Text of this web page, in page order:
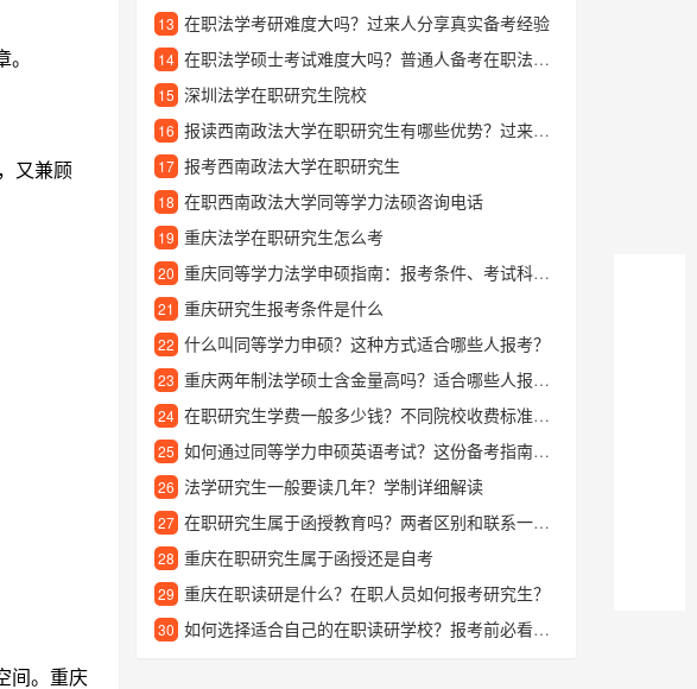
又兼顾
间。重庆
13 在职法学考研难度大吗？过来人分享真实备考经验
14 在职法学硕士考试难度大吗？普通人备考在职法学硕士的真实感受
15 深圳法学在职研究生院校
16 报读西南政法大学在职研究生有哪些优势？过来人分享真实体验
17 报考西南政法大学在职研究生
18 在职西南政法大学同等学力法硕咨询电话
19 重庆法学在职研究生怎么考
20 重庆同等学力法学申硕指南：报考条件、考试科目与学习价值解析
21 重庆研究生报考条件是什么
22 什么叫同等学力申硕？这种方式适合哪些人报考？
23 重庆两年制法学硕士含金量高吗？适合哪些人报考？
24 在职研究生学费一般多少钱？不同院校收费标准详细对比
25 如何通过同等学力申硕英语考试？这份备考指南请收好
26 法学研究生一般要读几年？学制详细解读
27 在职研究生属于函授教育吗？两者区别和联系一文说清
28 重庆在职研究生属于函授还是自考
29 重庆在职读研是什么？在职人员如何报考研究生？
30 如何选择适合自己的在职读研学校？报考前必看的几点建议